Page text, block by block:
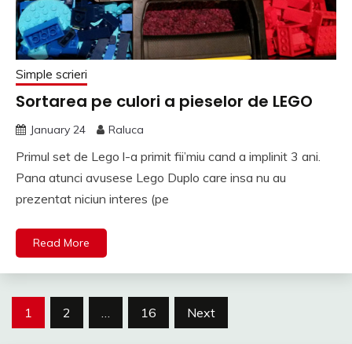
Simple scrieri
Sortarea pe culori a pieselor de LEGO
January 24 Raluca
Primul set de Lego l-a primit fii’miu cand a implinit 3 ani.
Pana atunci avusese Lego Duplo care insa nu au
prezentat niciun interes (pe
Read More
Posts
1 2 16 Next